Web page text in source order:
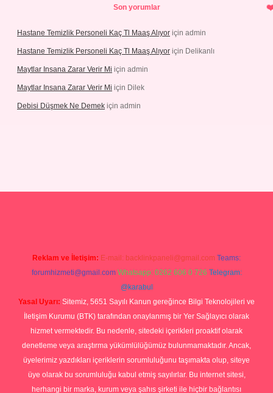
Son yorumlar
Hastane Temizlik Personeli Kaç Tl Maaş Alıyor için admin
Hastane Temizlik Personeli Kaç Tl Maaş Alıyor için Delikanlı
Maytlar Insana Zarar Verir Mi için admin
Maytlar Insana Zarar Verir Mi için Dilek
Debisi Düşmek Ne Demek için admin
Reklam ve İletişim: E-mail: backlinkpaneli@gmail.com Teams:
forumhizmeti@gmail.com Whatsapp: 0262 606 0 726 Telegram:
@karabul
Yasal Uyarı: Sitemiz, 5651 Sayılı Kanun gereğince Bilgi Teknolojileri ve
İletişim Kurumu (BTK) tarafından onaylanmış bir Yer Sağlayıcı olarak
hizmet vermektedir. Bu nedenle, sitedeki içerikleri proaktif olarak
denetleme veya araştırma yükümlülüğümüz bulunmamaktadır. Ancak,
üyelerimiz yazdıkları içeriklerin sorumluluğunu taşımakta olup, siteye
üye olarak bu sorumluluğu kabul etmiş sayılırlar. Bu internet sitesi,
herhangi bir marka, kurum veya şahıs şirketi ile hiçbir bağlantısı